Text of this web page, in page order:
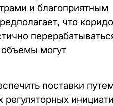
и благоприятным
что
объемы могут
поставки